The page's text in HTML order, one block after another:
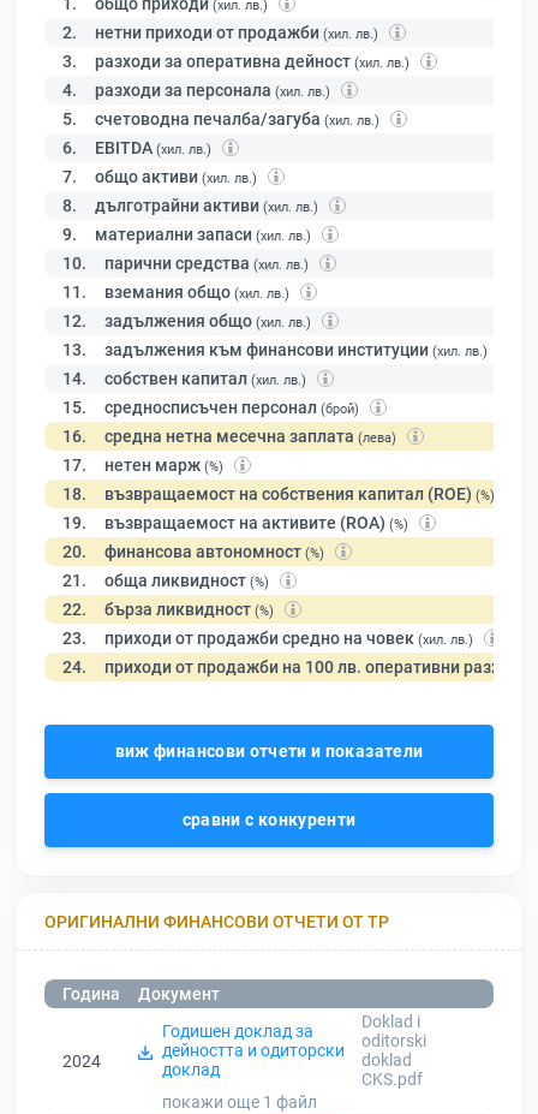
1. общо приходи (хил. лв.)
2. нетни приходи от продажби (хил. лв.)
3. разходи за оперативна дейност (хил. лв.)
4. разходи за персонала (хил. лв.)
5. счетоводна печалба/загуба (хил. лв.)
6. EBITDA (хил. лв.)
7. общо активи (хил. лв.)
8. дълготрайни активи (хил. лв.)
9. материални запаси (хил. лв.)
10. парични средства (хил. лв.)
11. вземания общо (хил. лв.)
12. задължения общо (хил. лв.)
13. задължения към финансови институции (хил. лв.)
14. собствен капитал (хил. лв.)
15. средносписъчен персонал (брой)
16. средна нетна месечна заплата (лева)
17. нетен марж (%)
18. възвращаемост на собствения капитал (ROE) (%)
19. възвращаемост на активите (ROA) (%)
20. финансова автономност (%)
21. обща ликвидност (%)
22. бърза ликвидност (%)
23. приходи от продажби средно на човек (хил. лв.)
24. приходи от продажби на 100 лв. оперативни разходи
виж финансови отчети и показатели
сравни с конкуренти
ОРИГИНАЛНИ ФИНАНСОВИ ОТЧЕТИ ОТ ТР
Година Документ
2024
Годишен доклад за
дейността и одиторски
доклад
Doklad i
oditorski
doklad
CKS.pdf
покажи още 1 файл